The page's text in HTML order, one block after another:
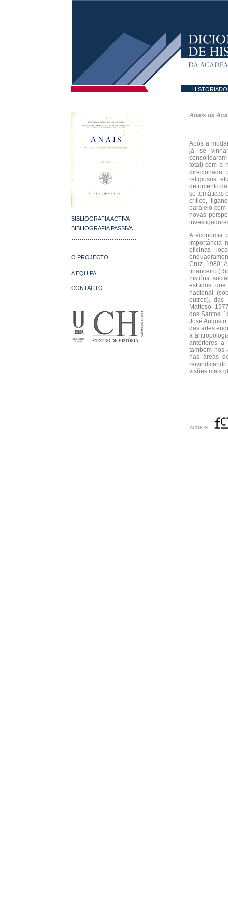
|
BIBLIOGRAFIA ACTIVA
BIBLIOGRAFIA PASSIVA
................................
O PROJECTO
A EQUIPA
CONTACTO
Anais da
Após a
já se
total) com a
direcionada
religiosos,
detrimento
se temáticas
crítico,
paralelo com
novas
A economia
importância
oficinas
Cruz, 1980;
financeiro
história
estudos
nacional
outros), das
Mattoso,
dos Santos,
José
das artes
a
anteriores a
também nos
nas áreas
visões mais
APOIOS: